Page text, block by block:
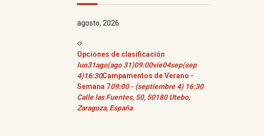
agosto, 2026
Opciones de clasificación
lun31ago(ago 31)09:00vie04sep(sep
4)16:30Campamentos de Verano -
Semana 709:00 - (septiembre 4) 16:30
Calle las Fuentes, 50, 50180 Utebo,
Zaragoza, España